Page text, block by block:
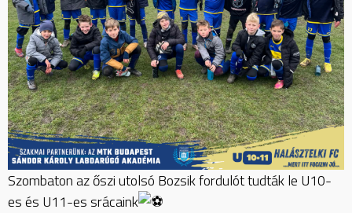
Szombaton az őszi utolsó Bozsik fordulót tudták le U10-
es és U11-es srácaink